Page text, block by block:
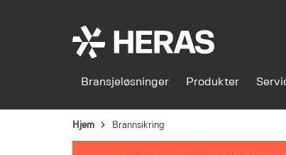
Bransjeløsninger Produkter
Hjem Brannsikring